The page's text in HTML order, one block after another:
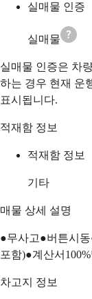
실매물 인증
실매물
실매물 인증은 차
하는 경우 현재 운
표시됩니다.
적재함 정보
적재함 정보
기타
매물 상세 설명
●무사고●버튼시
포함)●계산서
차고지 정보